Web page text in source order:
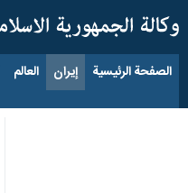
الصفحة الرئيسية إيران العالم